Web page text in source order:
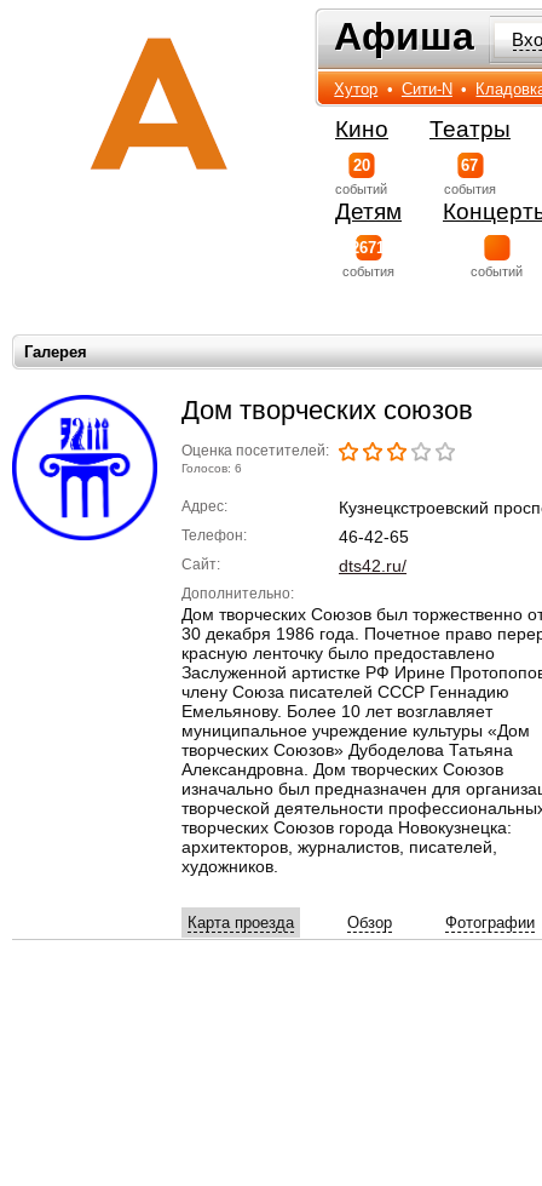
Афиша
Афиша
Хутор • Сити-N •
Кино
20
событий
Театры
67
события
Детям
2671
события событий
Галерея
Дом творческих союзов
Оценка посетителей:
Голосов: 6
Адрес: Кузнецкстроевский
Телефон: 46-42-65
Сайт: dts42.ru/
Дополнительно:
Дом творческих Союзов был торжественно
30 декабря 1986 года. Почетное право
красную ленточку было предоставлено
Заслуженной артистке РФ Ирине
члену Союза писателей СССР Геннадию
Емельянову. Более 10 лет возглавляет
муниципальное учреждение культуры «Дом
творческих Союзов» Дубоделова Татьяна
Александровна. Дом творческих Союзов
изначально был предназначен для
творческой деятельности
творческих Союзов города Новокузнецка:
архитекторов, журналистов, писателей,
художников.
Карта проезда Обзор Фотографии